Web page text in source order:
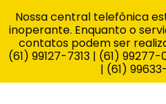
Nossa central telefônica
inoperante. Enquanto o
contatos podem ser
(61) 99127-7313 | (61)
| (61)